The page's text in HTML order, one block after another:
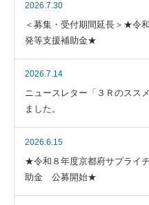
2026.7.30
＜募集・受付期間延長＞★令
発等支援補助金★
2026.7.14
ニュースレター「３Ｒのスス
ました。
2026.6.15
★令和８年度京都府サプライ
助金 公募開始★